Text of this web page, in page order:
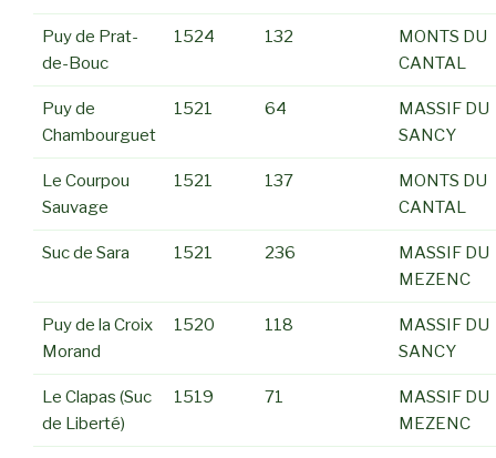
Puy de Prat-
de-Bouc
1524 132
MONTS DU
CANTAL
Puy de
Chambourguet
1521 64
MASSIF DU
SANCY
Le Courpou
Sauvage
1521 137
MONTS DU
CANTAL
Suc de Sara 1521 236
MASSIF DU
MEZENC
Puy de la Croix
Morand
1520 118
MASSIF DU
SANCY
Le Clapas (Suc
de Liberté)
1519 71
MASSIF DU
MEZENC